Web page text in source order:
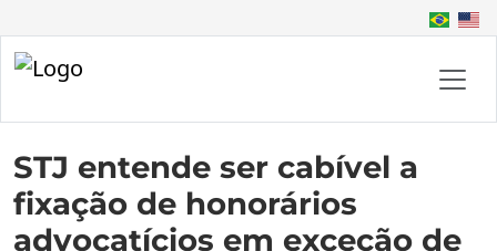
STJ entende ser cabível a
fixação de honorários
advocatícios em exceção de